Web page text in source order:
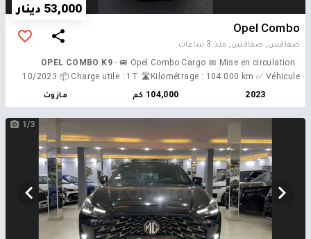
53,000 دينار
Opel Combo
صفاقس, صفاقس, منذ 3 ساعات
OPEL COMBO K9 - 🚐 Opel Combo Cargo 📅 Mise en circulation :
10/2023 📦 Charge utile : 1T 🛣️Kilométrage : 104 000 km ✅ Véhicule
en excellent état ✅ Première main✋️ ✅ Entretien suivi et à jour ✅ Pneus
Echange possible 💰 Prix : 53 000 DT 📞 : 27 918 927
2023 104,000 كم مازوت
1/3